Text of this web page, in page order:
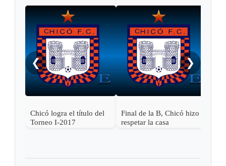
❮
Chicó logra el título del
Torneo I-2017
Final de la B, Chicó hizo
respetar la casa
❯